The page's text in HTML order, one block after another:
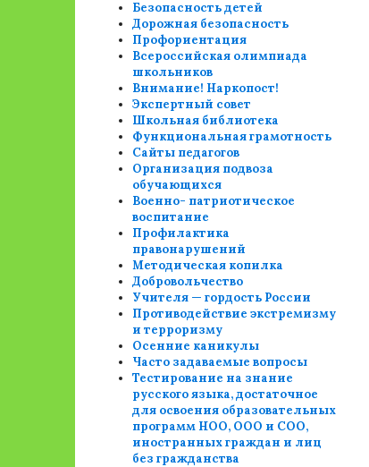
Безопасность детей
Дорожная безопасность
Профориентация
Всероссийская олимпиада
школьников
Внимание! Наркопост!
Экспертный совет
Школьная библиотека
Функциональная грамотность
Сайты педагогов
Организация подвоза
обучающихся
Военно- патриотическое
воспитание
Профилактика
правонарушений
Методическая копилка
Добровольчество
Учителя — гордость России
Противодействие экстремизму
и терроризму
Осенние каникулы
Часто задаваемые вопросы
Тестирование на знание
русского языка, достаточное
для освоения образовательных
программ НОО, ООО и СОО,
иностранных граждан и лиц
без гражданства